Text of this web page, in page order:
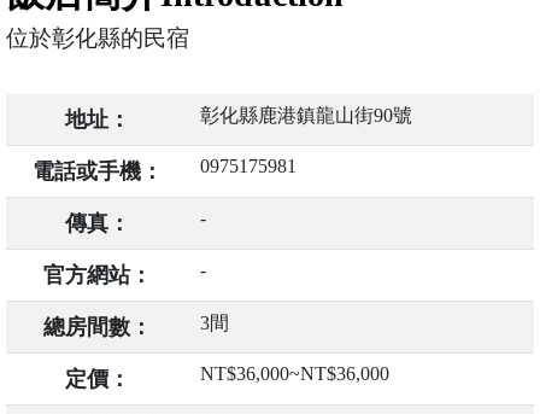
位於彰化縣的民宿
地址： 彰化縣鹿港鎮龍山街90號
電話或手機： 0975175981
傳真： -
官方網站： -
總房間數： 3間
定價： NT$36,000~NT$36,000